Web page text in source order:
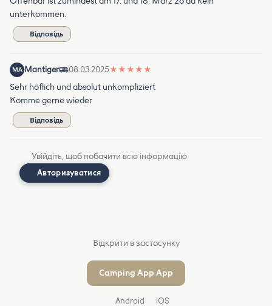
unterkommen.
Відповідь
MA Mantiger 08.03.2025★ ★ ★ ★ ★
Sehr höflich und absolut unkompliziert
Komme gerne wieder
Відповідь
Увійдіть, щоб побачити всю інформацію
Авторизуватися
Відкрити в застосунку
Camping App App
Android iOS